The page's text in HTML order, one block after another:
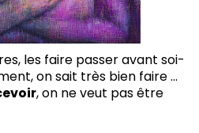
les faire passer avant soi-
on sait très bien faire ...
, on ne veut pas être